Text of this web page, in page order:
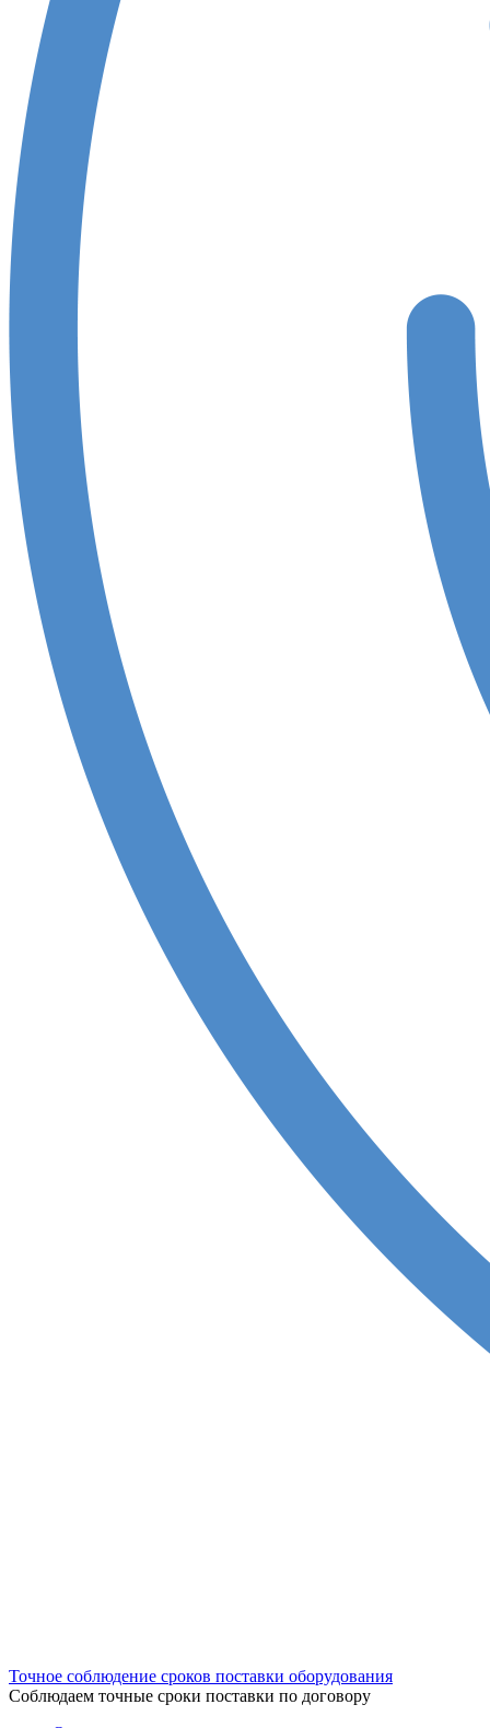
Точное соблюдение сроков поставки оборудования
Соблюдаем точные сроки поставки по договору